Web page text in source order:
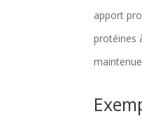
apport
protéines